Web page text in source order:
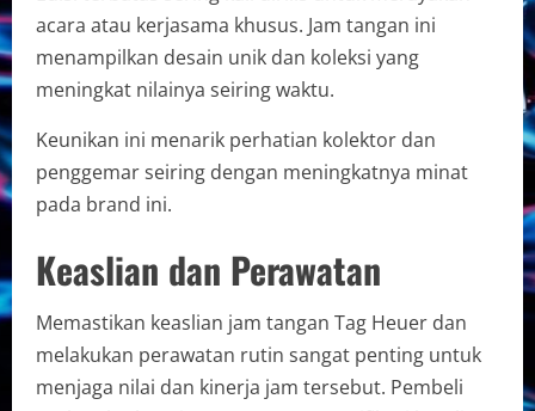
acara atau kerjasama khusus. Jam tangan ini
menampilkan desain unik dan koleksi yang
meningkat nilainya seiring waktu.
Keunikan ini menarik perhatian kolektor dan
penggemar seiring dengan meningkatnya minat
pada brand ini.
Keaslian dan Perawatan
Memastikan keaslian jam tangan Tag Heuer dan
melakukan perawatan rutin sangat penting untuk
menjaga nilai dan kinerja jam tersebut. Pembeli